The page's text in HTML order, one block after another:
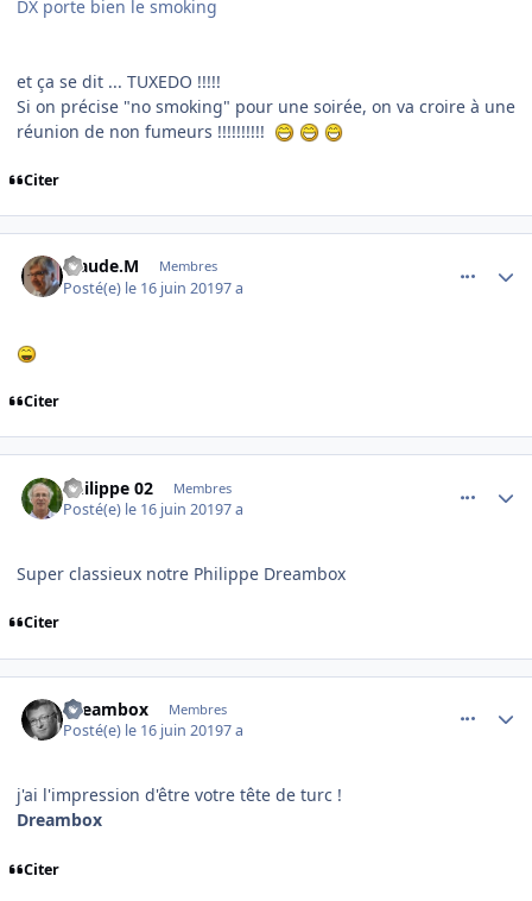
DX porte bien le smoking
et ça se dit ... TUXEDO !!!!!
Si on précise "no smoking" pour une soirée, on va croire à une
réunion de non fumeurs !!!!!!!!!!
Citer
Claude.M Membres
Posté(e) le 16 juin 20197 a
Citer
Philippe 02 Membres
Posté(e) le 16 juin 20197 a
Super classieux notre Philippe Dreambox
Citer
Dreambox Membres
Posté(e) le 16 juin 20197 a
j'ai l'impression d'être votre tête de turc !
Dreambox
Citer